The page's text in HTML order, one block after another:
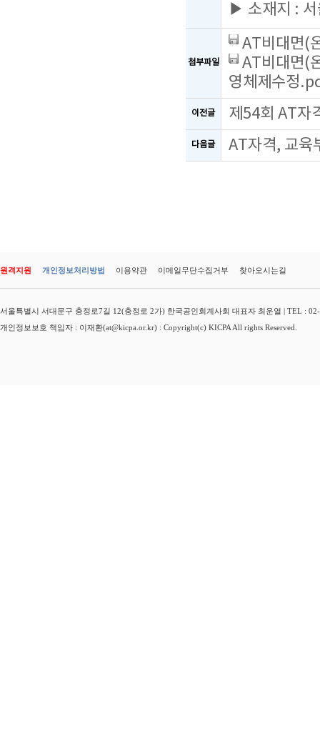
▶ 소재지 : 서
첨부파일
AT비대면(
AT비대면(
영체제수정
이전글 제54회 AT자
다음글 AT자격, 교육
원격지원 개인정보처리방법 이용약관 이메일무단수집거부 찾아오시는길
서울특별시 서대문구 충정로7길 12(충정로 2가) 한국공인회계사회 대표자 최운열 | TEL :
개인정보보호 책임자 : 이재환(at@kicpa.or.kr) : Copyright(c) KICPA All rights Reserved.